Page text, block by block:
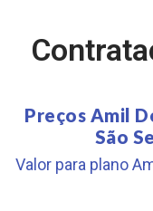
Preços Amil
São
Valor para plano